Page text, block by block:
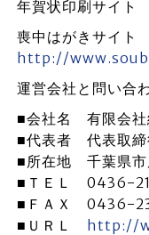
年賀状印刷サイト
喪中はがきサイト
http://
運営会社と問い合
■会社名 有限会社
■代表者 代表取
■所在地 千葉県
■ＴＥＬ 0436-
■ＦＡＸ 0436-
■ＵＲＬ
http://